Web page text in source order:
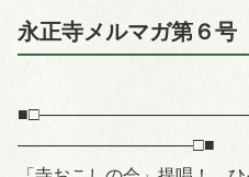
永正寺メルマガ第６号
――――――――――□■